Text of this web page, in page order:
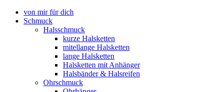
von mir für dich
Schmuck
Halsschmuck
kurze Halsketten
mitellange Halsketten
lange Halsketten
Halsketten mit Anhänger
Halsbänder & Halsreifen
Ohrschmuck